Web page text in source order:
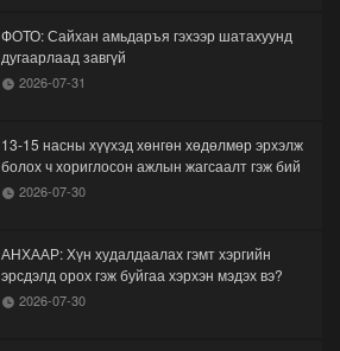
ФОТО: Сайхан амьдаръя гэхээр шатахуунд
дугаарлаад завгүй
2026-07-31
13-15 насны хүүхэд хөнгөн хөдөлмөр эрхэлж
болох ч хориглосон ажлын жагсаалт гэж бий
2026-07-30
АНХААР: Хүн худалдаалах гэмт хэргийн
эрсдэлд орох гэж буйгаа хэрхэн мэдэх вэ?
2026-07-30